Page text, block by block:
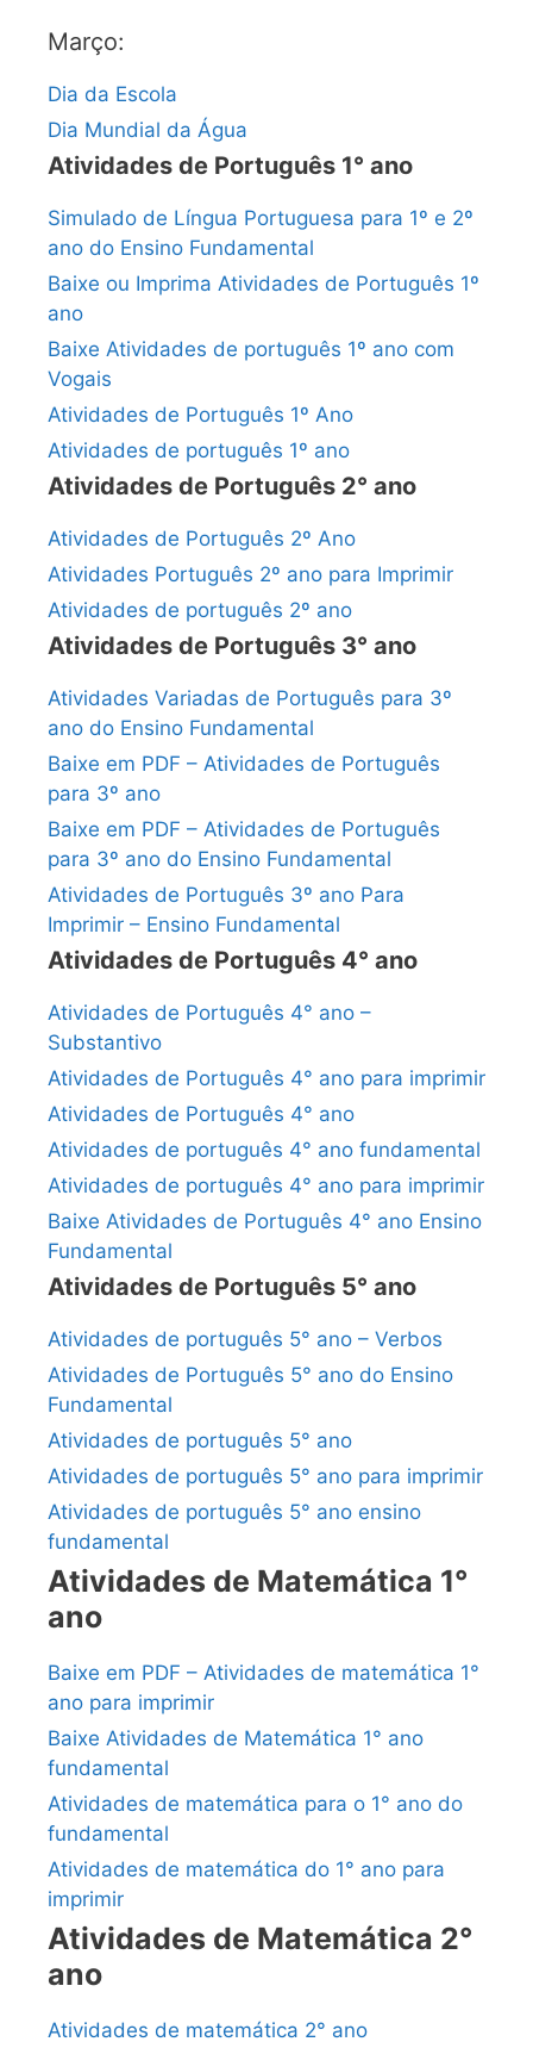
Março:
Dia da Escola
Dia Mundial da Água
Atividades de Português 1° ano
Simulado de Língua Portuguesa para 1º e 2º
ano do Ensino Fundamental
Baixe ou Imprima Atividades de Português 1º
ano
Baixe Atividades de português 1º ano com
Vogais
Atividades de Português 1º Ano
Atividades de português 1º ano
Atividades de Português 2° ano
Atividades de Português 2º Ano
Atividades Português 2º ano para Imprimir
Atividades de português 2º ano
Atividades de Português 3° ano
Atividades Variadas de Português para 3º
ano do Ensino Fundamental
Baixe em PDF – Atividades de Português
para 3º ano
Baixe em PDF – Atividades de Português
para 3º ano do Ensino Fundamental
Atividades de Português 3º ano Para
Imprimir – Ensino Fundamental
Atividades de Português 4° ano
Atividades de Português 4° ano –
Substantivo
Atividades de Português 4° ano para imprimir
Atividades de Português 4° ano
Atividades de português 4° ano fundamental
Atividades de português 4° ano para imprimir
Baixe Atividades de Português 4° ano Ensino
Fundamental
Atividades de Português 5° ano
Atividades de português 5° ano – Verbos
Atividades de Português 5° ano do Ensino
Fundamental
Atividades de português 5° ano
Atividades de português 5° ano para imprimir
Atividades de português 5° ano ensino
fundamental
Atividades de Matemática 1°
ano
Baixe em PDF – Atividades de matemática 1°
ano para imprimir
Baixe Atividades de Matemática 1° ano
fundamental
Atividades de matemática para o 1° ano do
fundamental
Atividades de matemática do 1° ano para
imprimir
Atividades de Matemática 2°
ano
Atividades de matemática 2° ano